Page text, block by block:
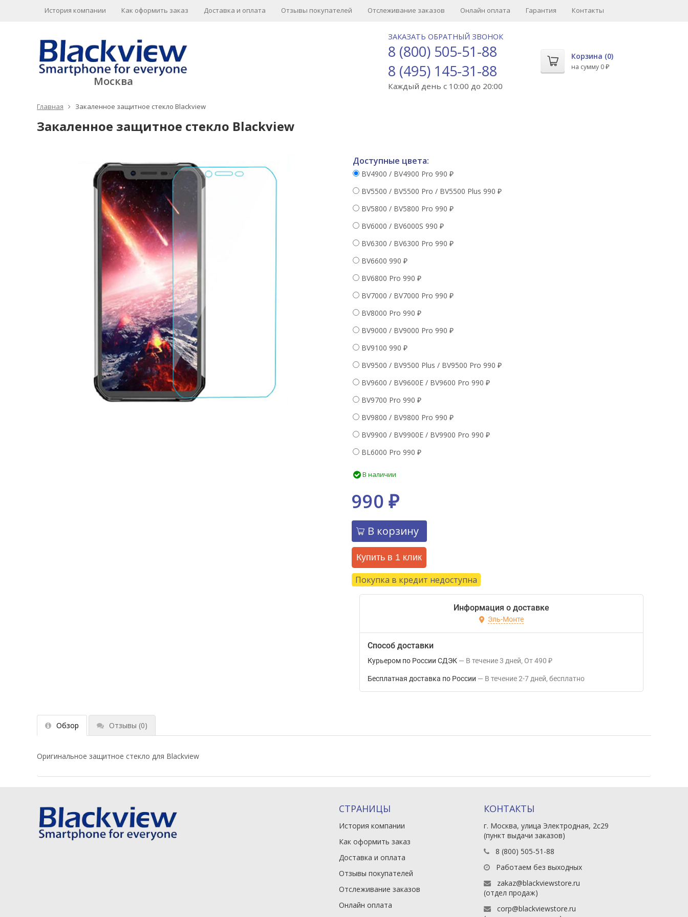
История компании Как оформить заказ Доставка и оплата Отзывы покупателей Отслеживание заказов Онлайн оплата Гарантия Контакты
Москва
ЗАКАЗАТЬ ОБРАТНЫЙ ЗВОНОК
8 (800) 505-51-88
8 (495) 145-31-88
Каждый день с 10:00 до 20:00
Корзина (0)
на сумму 0 ₽
Главная Закаленное защитное стекло Blackview
Закаленное защитное стекло Blackview
Доступные цвета:
BV4900 / BV4900 Pro 990 ₽
BV5500 / BV5500 Pro / BV5500 Plus 990 ₽
BV5800 / BV5800 Pro 990 ₽
BV6000 / BV6000S 990 ₽
BV6300 / BV6300 Pro 990 ₽
BV6600 990 ₽
BV6800 Pro 990 ₽
BV7000 / BV7000 Pro 990 ₽
BV8000 Pro 990 ₽
BV9000 / BV9000 Pro 990 ₽
BV9100 990 ₽
BV9500 / BV9500 Plus / BV9500 Pro 990 ₽
BV9600 / BV9600E / BV9600 Pro 990 ₽
BV9700 Pro 990 ₽
BV9800 / BV9800 Pro 990 ₽
BV9900 / BV9900E / BV9900 Pro 990 ₽
BL6000 Pro 990 ₽
В наличии
990 ₽
В корзину
Купить в 1 клик
Покупка в кредит недоступна
Информация о доставке
Эль-Монте
Способ доставки
Курьером по России СДЭК В течение3 дней От 490 ₽
Бесплатная доставка по России В течение2-7 дней Бесплатно
Обзор Отзывы (0)
Оригинальное защитное стекло для Blackview
СТРАНИЦЫ
История компании
Как оформить заказ
Доставка и оплата
Отзывы покупателей
Отслеживание заказов
Онлайн оплата
КОНТАКТЫ
г. Москва, улица Электродная, 2с29
(пункт выдачи заказов)
8 (800) 505-51-88
Работаем без выходных
zakaz@blackviewstore.ru
(отдел продаж)
corp@blackviewstore.ru